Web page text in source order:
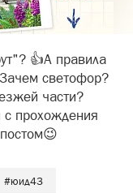
👍А правила
светофор?
части?
с прохождения
#юид43